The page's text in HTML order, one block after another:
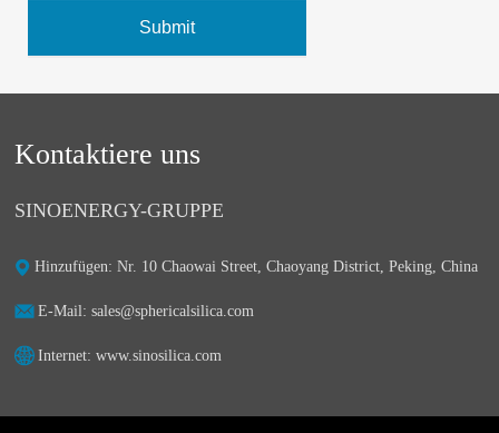
Submit
Kontaktiere uns
SINOENERGY-GRUPPE
Hinzufügen: Nr. 10 Chaowai Street, Chaoyang District, Peking, China
E-Mail: sales@sphericalsilica.com
Internet: www.sinosilica.com